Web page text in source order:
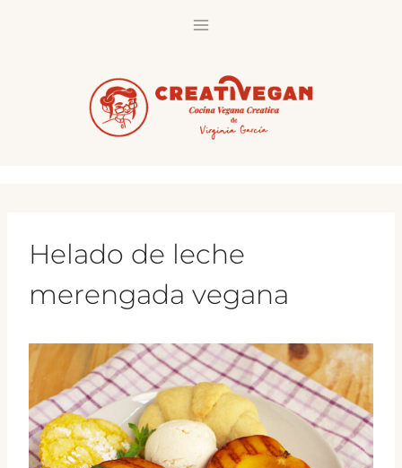
Helado de leche
merengada vegana